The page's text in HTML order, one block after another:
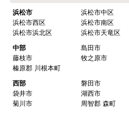
浜松市 浜松市中区
浜松市西区
浜松市南区
浜松市浜北区
浜松市天竜区
中部
島田市
藤枝市
牧之原市
榛原郡 川根本町
西部
磐田市
袋井市
湖西市
菊川市
周智郡 森町